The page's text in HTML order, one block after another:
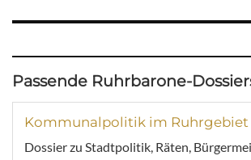
Passende Ruhrbarone-
Kommunalpolitik im Ruhrgebiet
Dossier zu Stadtpolitik, Räten,